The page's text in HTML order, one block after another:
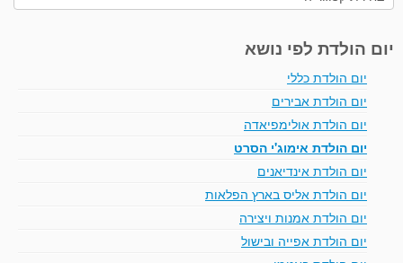
יום הולדת לפי נושא
יום הולדת כללי
יום הולדת אבירים
יום הולדת אולימפיאדה
יום הולדת אימוג'י הסרט
יום הולדת אינדיאנים
יום הולדת אליס בארץ הפלאות
יום הולדת אמנות ויצירה
יום הולדת אפייה ובישול